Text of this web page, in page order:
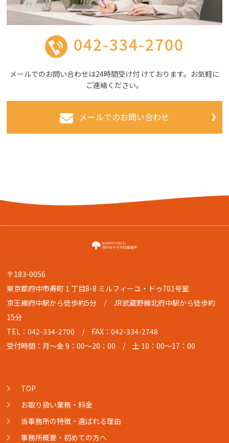
042-334-2700
メールでのお問い合わせは24時間受け付 けております。お気軽に
ご連絡ください。
メールでのお問い合わせ
〒183-0056
東京都府中市寿町１丁目8-8 ミルフィーユ・ドゥ701号室
京王線府中駅から徒歩約5分 / JR武蔵野線北府中駅から徒歩約
15分
TEL：042-334-2700 / FAX：042-334-2748
受付時間：月〜金 9：00〜20：00 / 土 10：00〜17：00
TOP
お取り扱い業務・料金
当事務所の特徴・選ばれる理由
事務所概要・初めての方へ